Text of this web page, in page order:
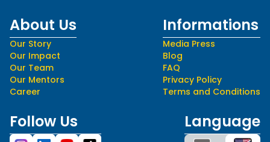
About Us
Our Story
Our Impact
Our Team
Our Mentors
Career
Informations
Media Press
Blog
FAQ
Privacy Policy
Terms and Conditions
Follow Us Language